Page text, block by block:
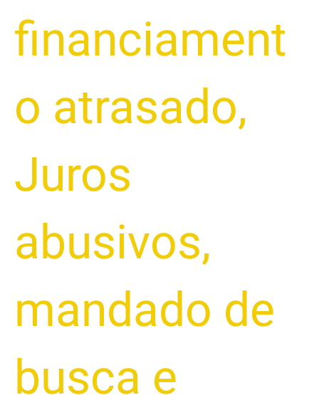
financiament
o atrasado,
Juros
abusivos,
mandado de
busca e